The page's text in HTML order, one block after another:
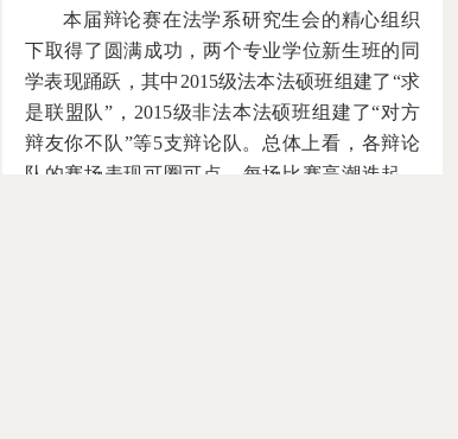
本届辩论赛在法学系研究生会的精心组织
下取得了圆满成功，两个专业学位新生班的同
学表现踊跃，其中2015级法本法硕班组建了“求
是联盟队”，2015级非法本法硕班组建了“对方
辩友你不队”等5支辩论队。总体上看，各辩论
队的赛场表现可圈可点，每场比赛高潮迭起，